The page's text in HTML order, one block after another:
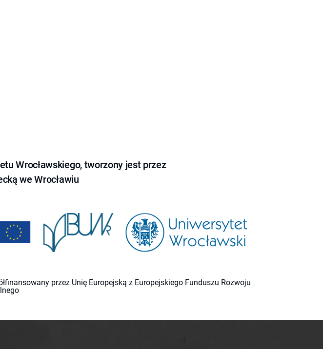
Wrocławskiego, tworzony jest przez
we Wrocławiu
przez Unię Europejską z Europejskiego Funduszu Rozwoju